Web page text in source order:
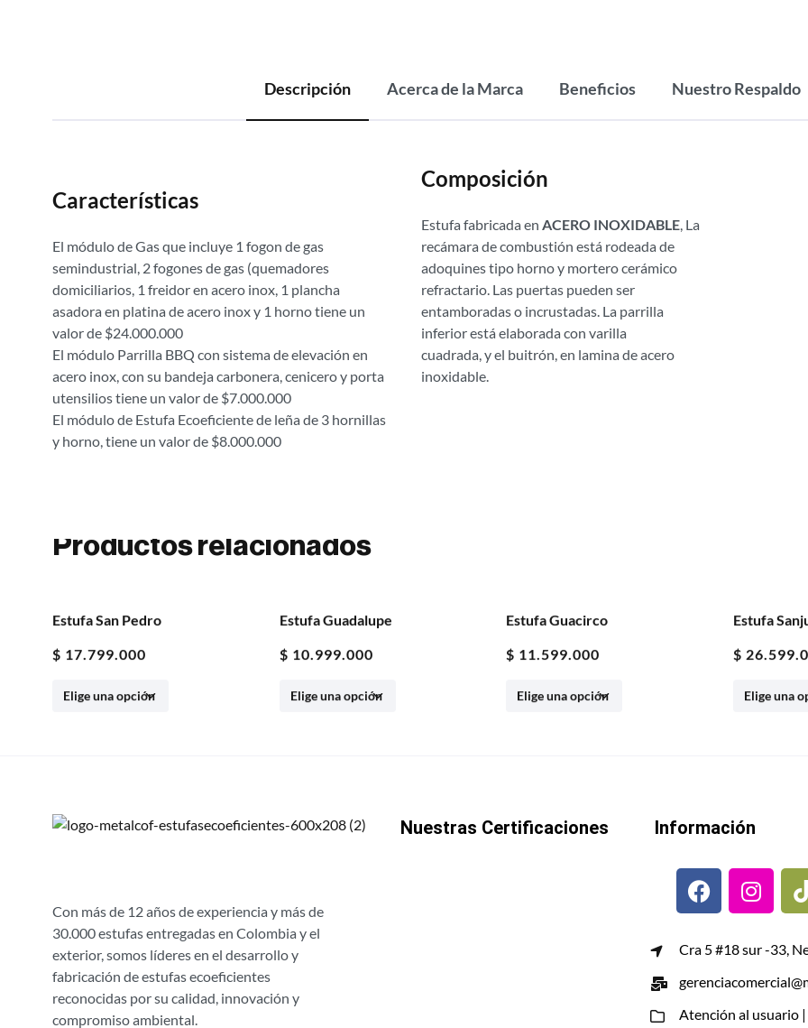
Descripción Acerca de la Marca Beneficios Nuestro Respaldo
Características
El módulo de Gas que incluye 1 fogon de gas
semindustrial, 2 fogones de gas (quemadores
domiciliarios, 1 freidor en acero inox, 1 plancha
asadora en platina de acero inox y 1 horno tiene un
valor de $24.000.000
El módulo Parrilla BBQ con sistema de elevación en
acero inox, con su bandeja carbonera, cenicero y porta
utensilios tiene un valor de $7.000.000
El módulo de Estufa Ecoeficiente de leña de 3 hornillas
y horno, tiene un valor de $8.000.000
Composición
Estufa fabricada enACERO INOXIDABLE, La
recámara de combustión está rodeada de
adoquines tipo horno y mortero cerámico
refractario. Las puertas pueden ser
entamboradas o incrustadas. La parrilla
inferior está elaborada con varilla
cuadrada, y el buitrón, en lamina de acero
inoxidable.
Productos relacionados
Estufa Guadalupe
$ 10.999.000
Estufa Guacirco
$ 11.599.000
Estufa Sanjuanera Modular
$ 26.599.000
5% OFF
Estufa
$
Con más de 12 años de experiencia y más de
30.000 estufas entregadas en Colombia y el
exterior, somos líderes en el desarrollo y
fabricación de estufas ecoeficientes
reconocidas por su calidad, innovación y
compromiso ambiental.
Nuestras Certificaciones Información
Cra 5 #18 sur -33,
Atención al usuario |